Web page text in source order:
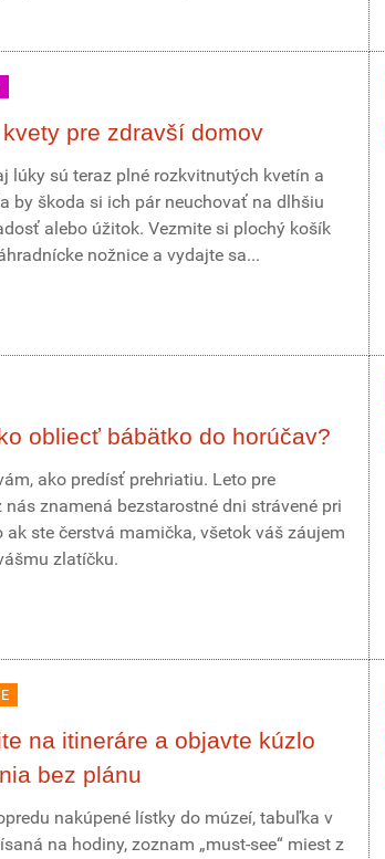
pre zdravší domov
lúky sú teraz plné rozkvitnutých kvetín a
by škoda si ich pár neuchovať na dlhšiu
alebo úžitok. Vezmite si plochý košík
nožnice a vydajte sa...
obliecť bábätko do horúčav?
ako predísť prehriatiu. Leto pre
nás znamená bezstarostné dni strávené pri
ak ste čerstvá mamička, všetok váš záujem
zlatíčku.
na itineráre a objavte kúzlo
bez plánu
nakúpené lístky do múzeí, tabuľka v
na hodiny, zoznam „must-see“ miest z